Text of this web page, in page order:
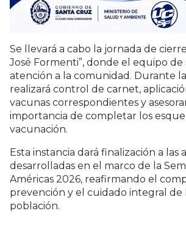
Se llevará a cabo la jornada de
José Formenti”, donde el equipo
atención a la comunidad. Durante
realizará control de carnet,
vacunas correspondientes y
importancia de completar los
vacunación.
Esta instancia dará finalización a las
desarrolladas en el marco de la
Américas 2026, reafirmando el
prevención y el cuidado integral de
población.